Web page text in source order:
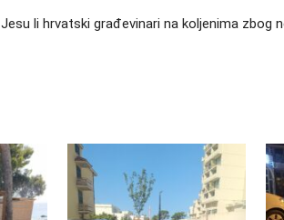
Jesu li hrvatski građevinari na koljenima zbog